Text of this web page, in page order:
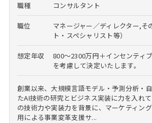
職種 コンサルタント
職位
マネージャー／ディレクター,そ
ト・スペシャリスト等）
想定年収
800～2300万円＋インセンティ
を考慮して決定いたします。
創業以来、大規模言語モデル・予測分析・
たAI技術の研究とビジネス実装に力を入れ
の技術力や実装力を背景に、マーケティン
用による事業変革支援サ...